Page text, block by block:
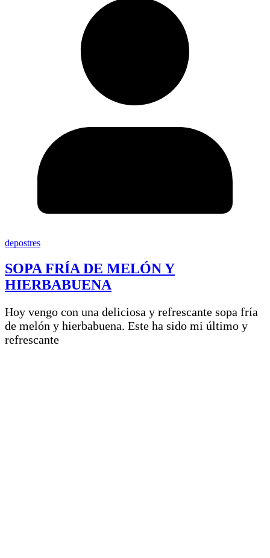
depostres
SOPA FRÍA DE MELÓN Y
HIERBABUENA
Hoy vengo con una deliciosa y refrescante sopa fría
de melón y hierbabuena. Este ha sido mi último y
refrescante